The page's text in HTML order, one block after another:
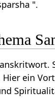
".
Hier ein